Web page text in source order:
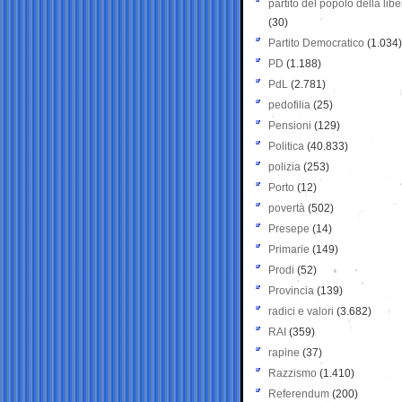
partito del popolo della
(30)
Partito Democratico (1.034)
PD (1.188)
PdL (2.781)
pedofilia (25)
Pensioni (129)
Politica (40.833)
polizia (253)
Porto (12)
povertà (502)
Presepe (14)
Primarie (149)
Prodi (52)
Provincia (139)
radici e valori (3.682)
RAI (359)
rapine (37)
Razzismo (1.410)
Referendum (200)